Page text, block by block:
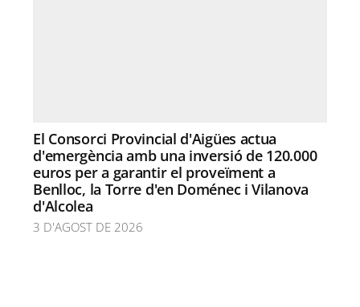
El Consorci Provincial d'Aigües actua
d'emergència amb una inversió de 120.000
euros per a garantir el proveïment a
Benlloc, la Torre d'en Doménec i Vilanova
d'Alcolea
3 D'AGOST DE 2026